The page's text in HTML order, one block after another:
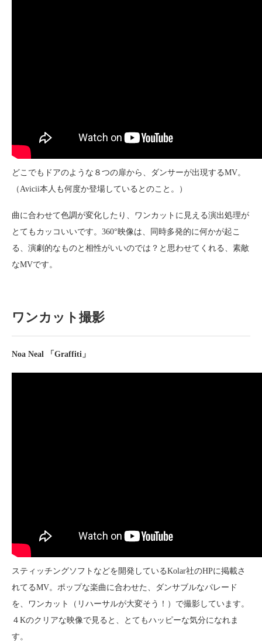
どこでもドアのような８つの扉から、ダンサーが出現するMV。
（Avicii本人も何度か登場しているとのこと。）
曲に合わせて色調が変化したり、ワンカットに見える演出処理が
とてもカッコいいです。360°映像は、同時多発的に何かが起こ
る、演劇的なものと相性がいいのでは？と思わせてくれる、素敵
なMVです。
ワンカット撮影
Noa Neal 「Graffiti」
スティッチングソフトなどを開発しているKolar社のHPに掲載さ
れてるMV。ポップな楽曲に合わせた、ダンサブルなパレード
を、ワンカット（リハーサルが大変そう！）で撮影しています。
４Kのクリアな映像で見ると、とてもハッピーな気分になれま
す。